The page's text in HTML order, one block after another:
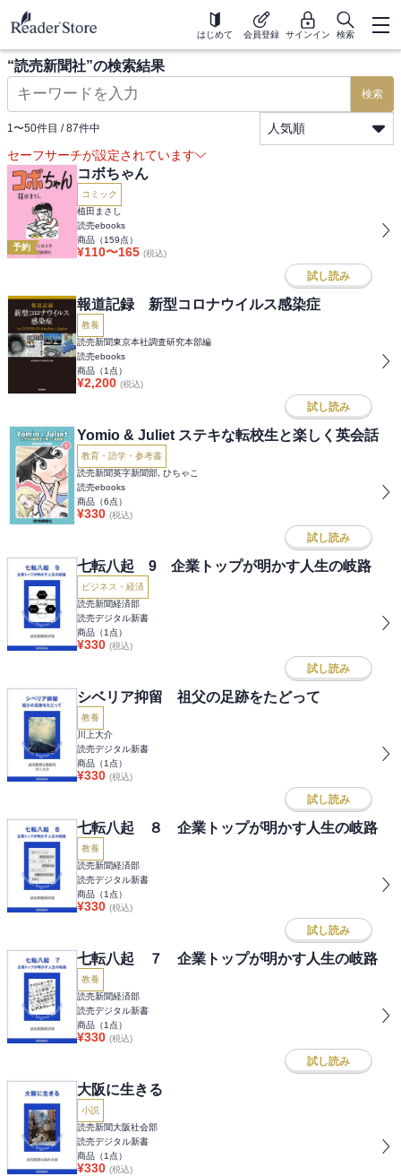
はじめて 会員登録 サインイン 検索
“読売新聞社”の検索結果
検索
1〜50件目 / 87件中
人気順
セーフサーチが設定されています
予約
コボちゃん
コミック
植田まさし
読売ebooks
商品（159点）
¥110〜165 (税込)
試し読み
報道記録 新型コロナウイルス感染症
教養
読売新聞東京本社調査研究本部編
読売ebooks
商品（1 点）
¥2,200 (税込)
試し読み
Yomio & Juliet ステキな転校生と楽しく英会話
教育・語学・参考書
読売新聞英字新聞部, ひちゃこ
読売ebooks
商品（6点）
¥330 (税込)
試し読み
七転八起 9 企業トップが明かす人生の岐路
ビジネス・経済
読売新聞経済部
読売デジタル新書
商品（1 点）
¥330 (税込)
試し読み
シベリア抑留 祖父の足跡をたどって
教養
川上大介
読売デジタル新書
商品（1 点）
¥330 (税込)
試し読み
七転八起 ８ 企業トップが明かす人生の岐路
教養
読売新聞経済部
読売デジタル新書
商品（1 点）
¥330 (税込)
試し読み
七転八起 ７ 企業トップが明かす人生の岐路
教養
読売新聞経済部
読売デジタル新書
商品（1 点）
¥330 (税込)
試し読み
大阪に生きる
小説
読売新聞大阪社会部
読売デジタル新書
商品（1 点）
¥330 (税込)